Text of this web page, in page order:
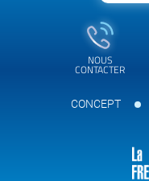
NOUS
CONTACTER
CONCEPT